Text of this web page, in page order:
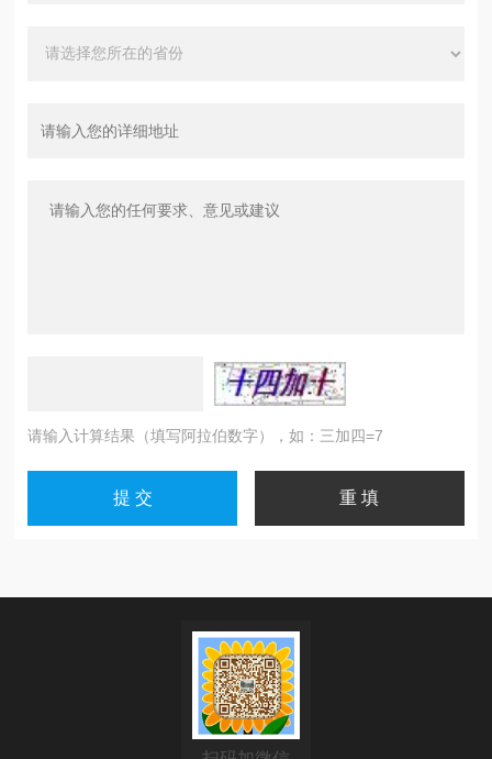
请输入计算结果（填写阿拉伯数字），如：三加四=7